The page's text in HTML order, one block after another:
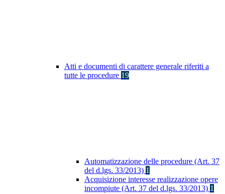
Atti e documenti di carattere generale riferiti a
tutte le procedure 19
Automatizzazione delle procedure (Art. 37
del d.lgs. 33/2013) 1
Acquisizione interesse realizzazione opere
incompiute (Art. 37 del d.lgs. 33/2013) 1